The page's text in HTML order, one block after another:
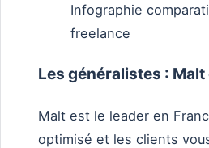
Infographie
freelance
Les généralistes :
Malt est le leader en
optimisé et les clients